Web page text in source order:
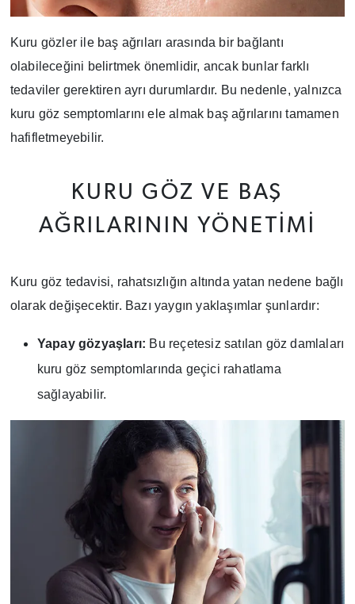
Kuru gözler ile baş ağrıları arasında bir bağlantı
olabileceğini belirtmek önemlidir, ancak bunlar farklı
tedaviler gerektiren ayrı durumlardır. Bu nedenle, yalnızca
kuru göz semptomlarını ele almak baş ağrılarını tamamen
hafifletmeyebilir.
KURU GÖZ VE BAŞ
AĞRILARININ YÖNETIMI
Kuru göz tedavisi, rahatsızlığın altında yatan nedene bağlı
olarak değişecektir. Bazı yaygın yaklaşımlar şunlardır:
Yapay gözyaşları: Bu reçetesiz satılan göz damlaları
kuru göz semptomlarında geçici rahatlama
sağlayabilir.